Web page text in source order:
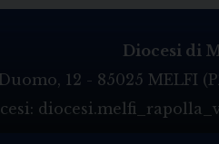
Diocesi di
12 - 85025 MELFI